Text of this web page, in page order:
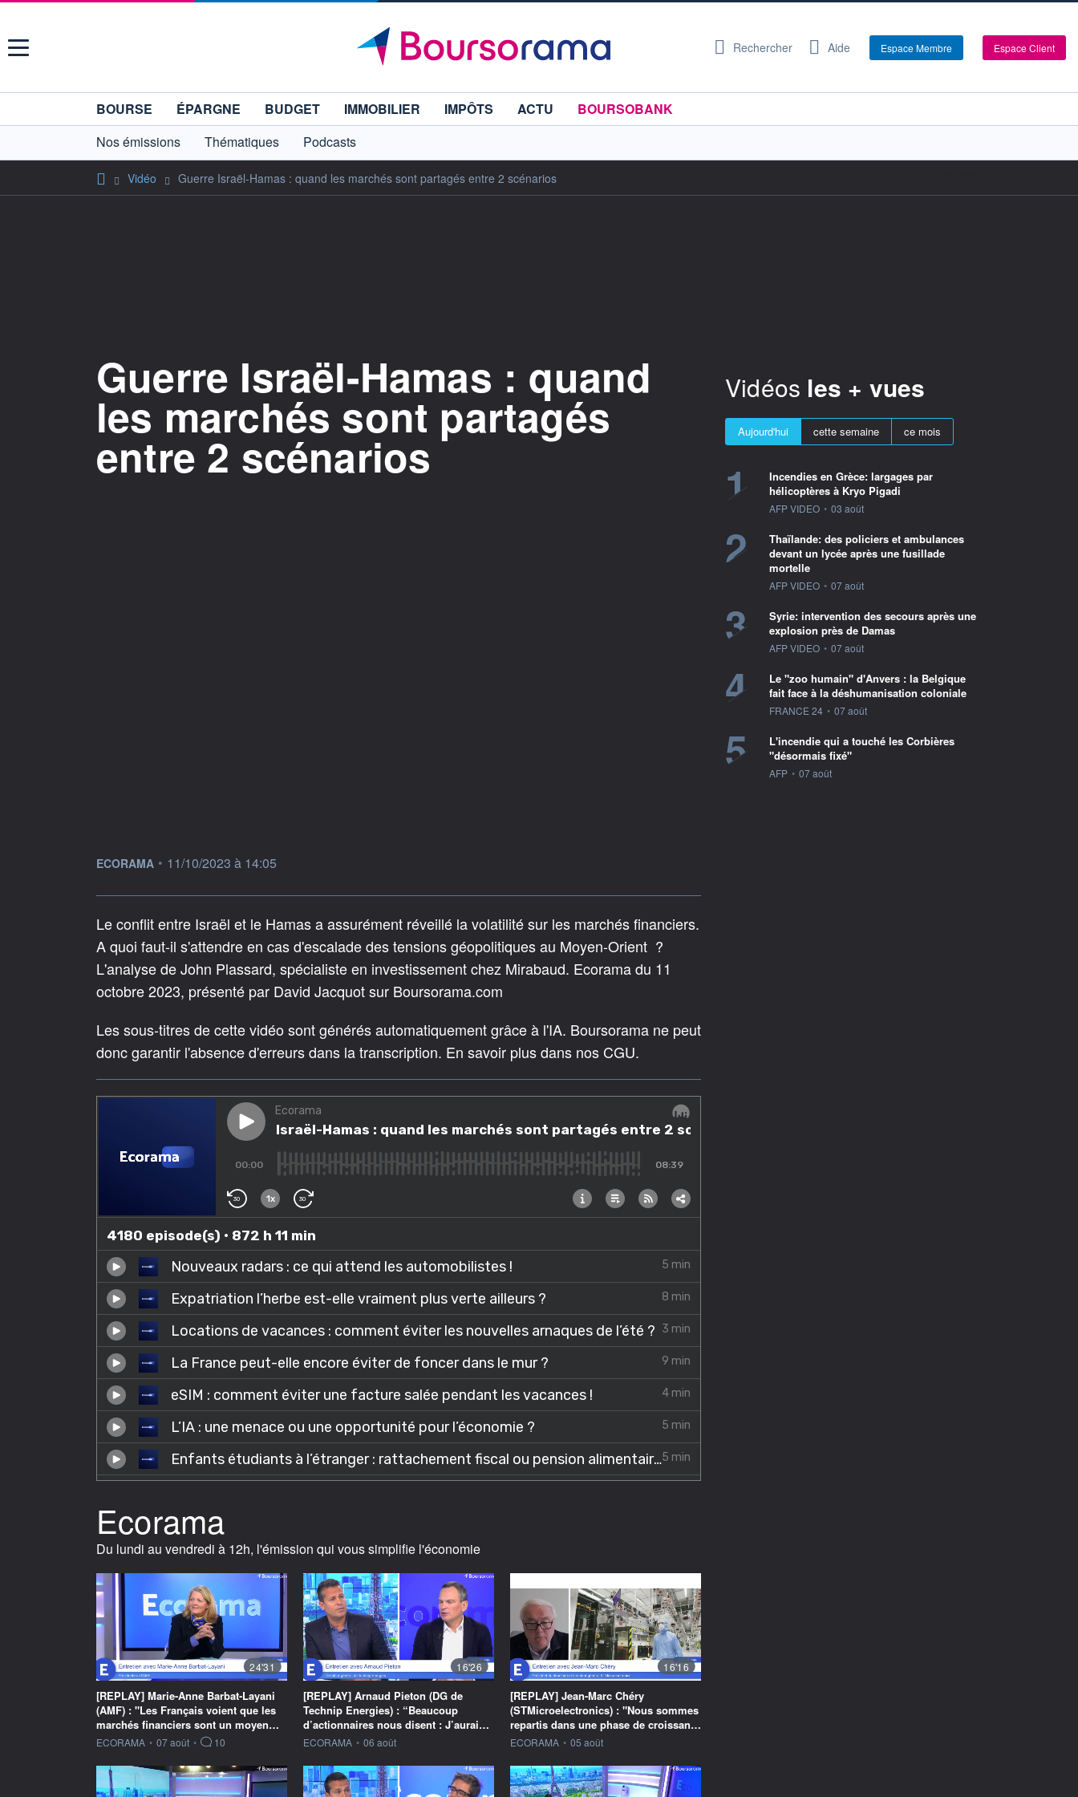
Menu Rechercher Aide Espace Membre Espace Client
BOURSE ÉPARGNE BUDGET IMMOBILIER IMPÔTS ACTU
BOURSOBANK
Nos émissions
Thématiques Podcasts
Vidéo Guerre Israël-Hamas : quand les marchés sont partagés entre 2 scénarios
Guerre Israël-Hamas : quand
les marchés sont partagés
entre 2 scénarios
information fournie par
ECORAMA • 11/10/2023 à 14:05
Le conflit entre Israël et le Hamas a assurément réveillé la volatilité sur les marchés financiers.
A quoi faut-il s'attendre en cas d'escalade des tensions géopolitiques au Moyen-Orient ?
L'analyse de John Plassard, spécialiste en investissement chez Mirabaud. Ecorama du 11
octobre 2023, présenté par David Jacquot sur Boursorama.com
Les sous-titres de cette vidéo sont générés automatiquement grâce à l'IA. Boursorama ne peut
donc garantir l'absence d'erreurs dans la transcription. En savoir plus dans nos CGU.
Ecorama
Du lundi au vendredi à 12h, l'émission qui vous simplifie l'économie
24'31
[REPLAY] Marie-Anne Barbat-Layani
(AMF) : "Les Français voient que les
marchés financiers sont un moyen…
information fournie par
ECORAMA • 07 août • 10
16'26
[REPLAY] Arnaud Pieton (DG de
Technip Energies) : “Beaucoup
d’actionnaires nous disent : J’aurai…
information fournie par
ECORAMA • 06 août
16'16
[REPLAY] Jean-Marc Chéry
(STMicroelectronics) : "Nous sommes
repartis dans une phase de croissan…
information fournie par
ECORAMA • 05 août
Vidéos les + vues
Aujourd'hui cette semaine ce mois
1
Incendies en Grèce: largages par
hélicoptères à Kryo Pigadi
information fournie par
AFP VIDEO • 03 août
2
Thaïlande: des policiers et ambulances
devant un lycée après une fusillade
mortelle
information fournie par
AFP VIDEO • 07 août
3
Syrie: intervention des secours après une
explosion près de Damas
information fournie par
AFP VIDEO • 07 août
4
Le "zoo humain" d'Anvers : la Belgique
fait face à la déshumanisation coloniale
information fournie par
FRANCE 24 • 07 août
5
L'incendie qui a touché les Corbières
"désormais fixé"
information fournie par
AFP • 07 août